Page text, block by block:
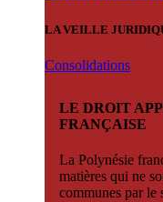
LA VEILLE
Consolidations
LE DROIT
FRANÇAISE
La Polynésie
matières qui ne
communes par le